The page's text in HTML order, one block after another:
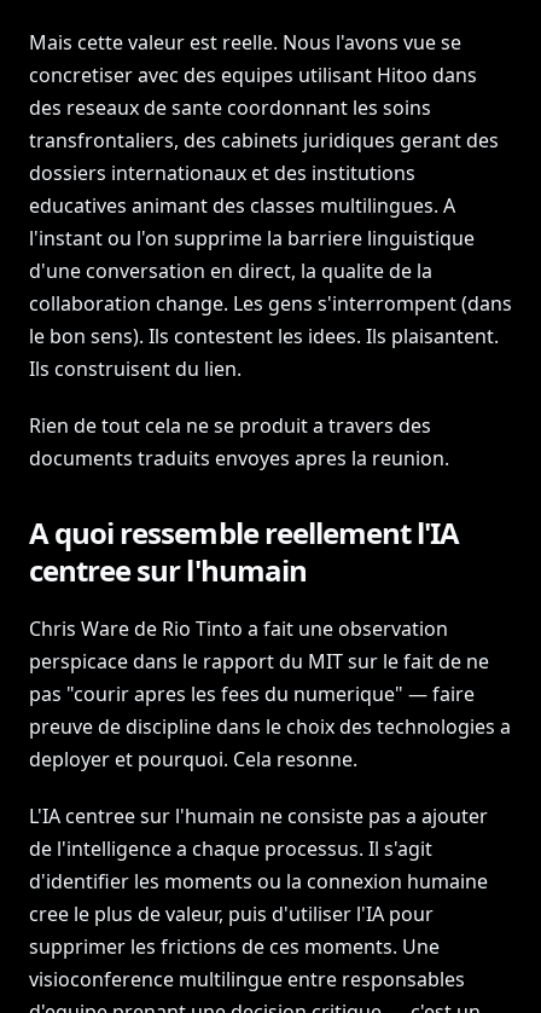
Mais cette valeur est reelle. Nous l'avons vue se
concretiser avec des equipes utilisant Hitoo dans
des reseaux de sante coordonnant les soins
transfrontaliers, des cabinets juridiques gerant des
dossiers internationaux et des institutions
educatives animant des classes multilingues. A
l'instant ou l'on supprime la barriere linguistique
d'une conversation en direct, la qualite de la
collaboration change. Les gens s'interrompent (dans
le bon sens). Ils contestent les idees. Ils plaisantent.
Ils construisent du lien.
Rien de tout cela ne se produit a travers des
documents traduits envoyes apres la reunion.
A quoi ressemble reellement l'IA
centree sur l'humain
Chris Ware de Rio Tinto a fait une observation
perspicace dans le rapport du MIT sur le fait de ne
pas "courir apres les fees du numerique" — faire
preuve de discipline dans le choix des technologies a
deployer et pourquoi. Cela resonne.
L'IA centree sur l'humain ne consiste pas a ajouter
de l'intelligence a chaque processus. Il s'agit
d'identifier les moments ou la connexion humaine
cree le plus de valeur, puis d'utiliser l'IA pour
supprimer les frictions de ces moments. Une
visioconference multilingue entre responsables